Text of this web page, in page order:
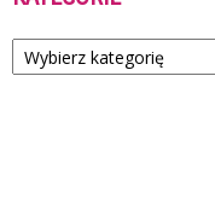
Kategorie